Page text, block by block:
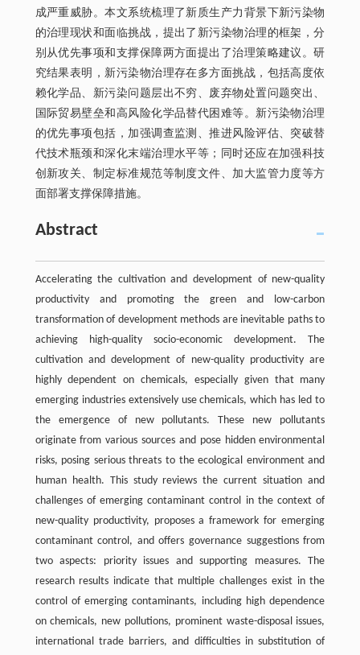
成严重威胁。本文系统梳理了新质生产力背景下新污染物
的治理现状和面临挑战，提出了新污染物治理的框架，分
别从优先事项和支撑保障两方面提出了治理策略建议。研
究结果表明，新污染物治理存在多方面挑战，包括高度依
赖化学品、新污染问题层出不穷、废弃物处置问题突出、
国际贸易壁垒和高风险化学品替代困难等。新污染物治理
的优先事项包括，加强调查监测、推进风险评估、突破替
代技术瓶颈和深化末端治理水平等；同时还应在加强科技
创新攻关、制定标准规范等制度文件、加大监管力度等方
面部署支撑保障措施。
Abstract
Accelerating the cultivation and development of new-quality
productivity and promoting the green and low-carbon
transformation of development methods are inevitable paths to
achieving high-quality socio-economic development. The
cultivation and development of new-quality productivity are
highly dependent on chemicals, especially given that many
emerging industries extensively use chemicals, which has led to
the emergence of new pollutants. These new pollutants
originate from various sources and pose hidden environmental
risks, posing serious threats to the ecological environment and
human health. This study reviews the current situation and
challenges of emerging contaminant control in the context of
new-quality productivity, proposes a framework for emerging
contaminant control, and offers governance suggestions from
two aspects: priority issues and supporting measures. The
research results indicate that multiple challenges exist in the
control of emerging contaminants, including high dependence
on chemicals, new pollutions, prominent waste-disposal issues,
international trade barriers, and difficulties in substitution of